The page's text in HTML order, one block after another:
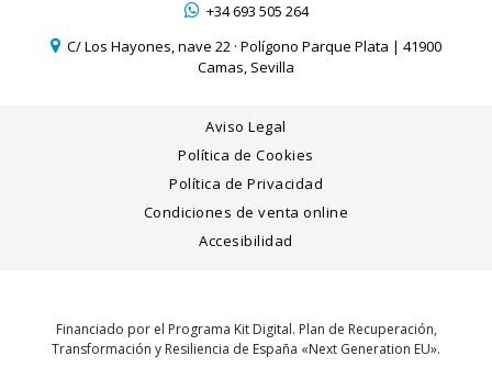
+34 693 505 264
C/ Los Hayones, nave 22 · Polígono Parque Plata | 41900
Camas, Sevilla
Aviso Legal
Política de Cookies
Política de Privacidad
Condiciones de venta online
Accesibilidad
Financiado por el Programa Kit Digital. Plan de Recuperación,
Transformación y Resiliencia de España «Next Generation EU».